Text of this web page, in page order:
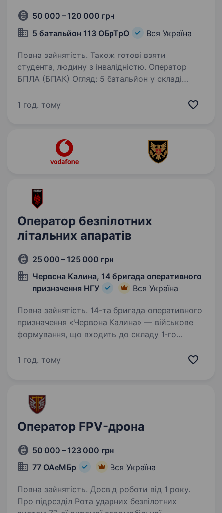
50 000 – 120 000 грн
5 батальйон 113 ОБрТрО
Вся Україна
Повна зайнятість. Також готові взяти
студента, людину з інвалідністю. Оператор
БПЛА (БПАК) Огляд: 5 батальйон у складі
нашої країни ми розпочали від початку
1 год. тому
Оператор безпілотних
літальних апаратів
25 000 – 125 000 грн
Червона Калина, 14 бригада оперативного
призначення НГУ
Вся Україна
Повна зайнятість. 14-та бригада оперативного
призначення «Червона Калина» — військове
формування, що входить до складу 1-го
Бригада шукає фахівців в батальйони та інші
1 год. тому
Оператор FPV-дрона
50 000 – 123 000 грн
77 ОАеМБр
Вся Україна
Повна зайнятість. Досвід роботи від 1 року.
Про підрозділ Рота ударних безпілотних